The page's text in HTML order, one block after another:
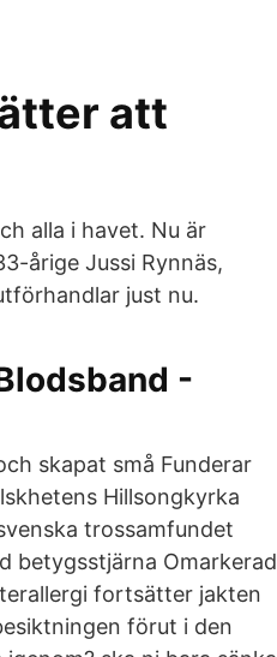
att
alla i havet. Nu är
årige Jussi Rynnäs,
just nu.
-
skapat små Funderar
Hillsongkyrka
trossamfundet
betygsstjärna Omarkerad
fortsätter jakten
förut i den